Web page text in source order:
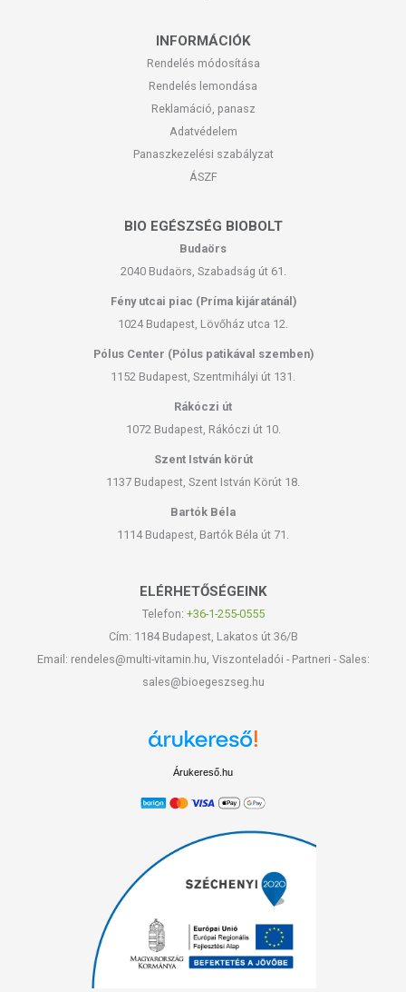
INFORMÁCIÓK
Rendelés módosítása
Rendelés lemondása
Reklamáció, panasz
Adatvédelem
Panaszkezelési szabályzat
ÁSZF
BIO EGÉSZSÉG BIOBOLT
Budaörs
2040 Budaörs, Szabadság út 61.
Fény utcai piac (Príma kijáratánál)
1024 Budapest, Lövőház utca 12.
Pólus Center (Pólus patikával szemben)
1152 Budapest, Szentmihályi út 131.
Rákóczi út
1072 Budapest, Rákóczi út 10.
Szent István körút
1137 Budapest, Szent István Körút 18.
Bartók Béla
1114 Budapest, Bartók Béla út 71.
ELÉRHETŐSÉGEINK
Telefon: +36-1-255-0555
Cím: 1184 Budapest, Lakatos út 36/B
Email: rendeles@multi-vitamin.hu, Viszonteladói - Partneri - Sales:
sales@bioegeszseg.hu
Árukereső.hu